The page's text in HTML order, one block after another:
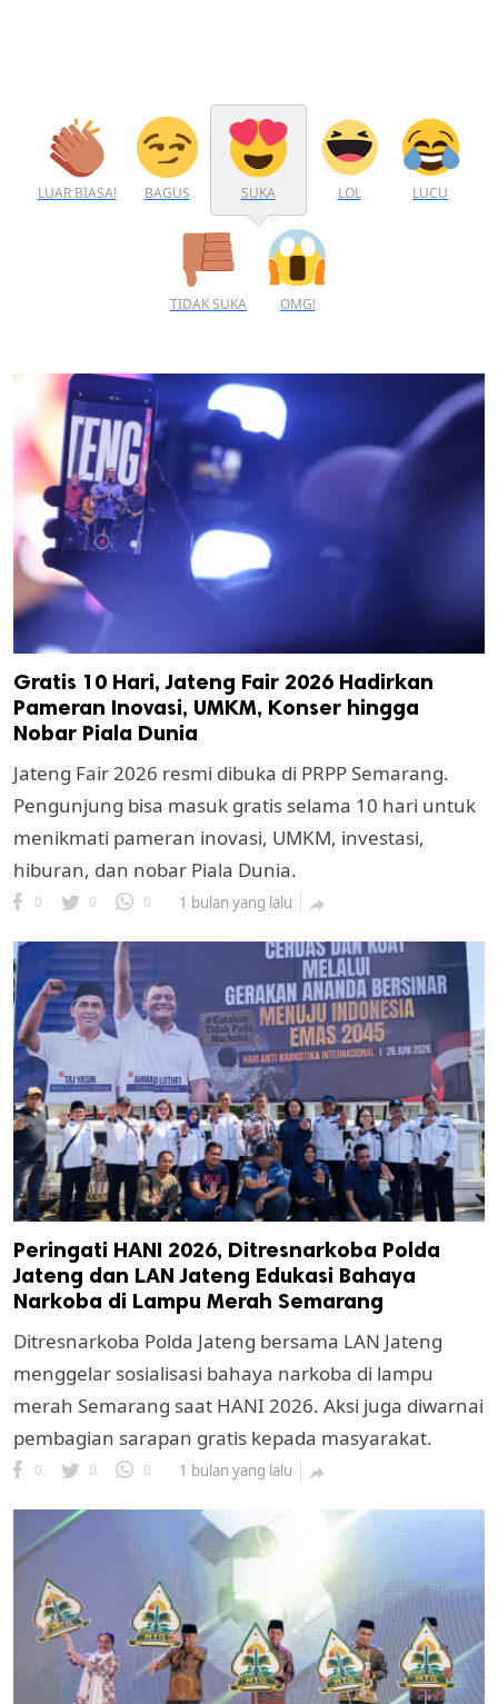
cipta.
LUAR BIASA! BAGUS SUKA LOL LUCU
TIDAK SUKA OMG!
Gratis 10 Hari, Jateng Fair 2026 Hadirkan
Pameran Inovasi, UMKM, Konser hingga
Nobar Piala Dunia
Jateng Fair 2026 resmi dibuka di PRPP Semarang.
Pengunjung bisa masuk gratis selama 10 hari untuk
menikmati pameran inovasi, UMKM, investasi,
hiburan, dan nobar Piala Dunia.
0 0 0 1 bulan yang lalu 
Peringati HANI 2026, Ditresnarkoba Polda
Jateng dan LAN Jateng Edukasi Bahaya
Narkoba di Lampu Merah Semarang
Ditresnarkoba Polda Jateng bersama LAN Jateng
menggelar sosialisasi bahaya narkoba di lampu
merah Semarang saat HANI 2026. Aksi juga diwarnai
pembagian sarapan gratis kepada masyarakat.
0 0 0 1 bulan yang lalu 